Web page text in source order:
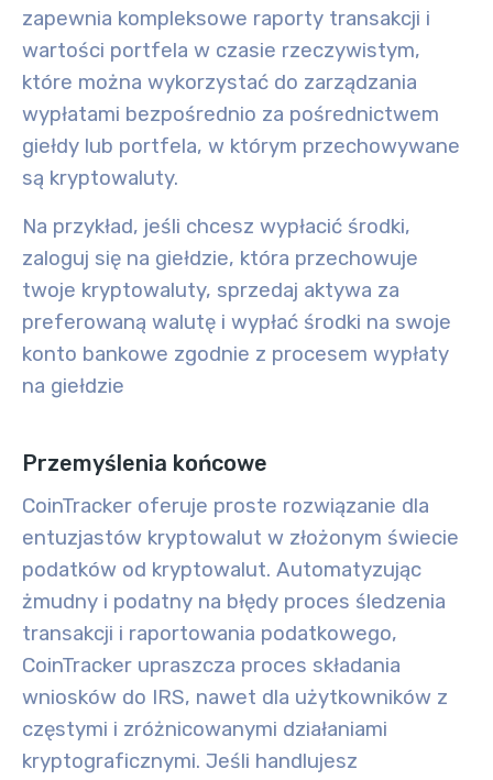
zapewnia kompleksowe raporty transakcji i
wartości portfela w czasie rzeczywistym,
które można wykorzystać do zarządzania
wypłatami bezpośrednio za pośrednictwem
giełdy lub portfela, w którym przechowywane
są kryptowaluty.
Na przykład, jeśli chcesz wypłacić środki,
zaloguj się na giełdzie, która przechowuje
twoje kryptowaluty, sprzedaj aktywa za
preferowaną walutę i wypłać środki na swoje
konto bankowe zgodnie z procesem wypłaty
na giełdzie
Przemyślenia końcowe
CoinTracker oferuje proste rozwiązanie dla
entuzjastów kryptowalut w złożonym świecie
podatków od kryptowalut. Automatyzując
żmudny i podatny na błędy proces śledzenia
transakcji i raportowania podatkowego,
CoinTracker upraszcza proces składania
wniosków do IRS, nawet dla użytkowników z
częstymi i zróżnicowanymi działaniami
kryptograficznymi. Jeśli handlujesz